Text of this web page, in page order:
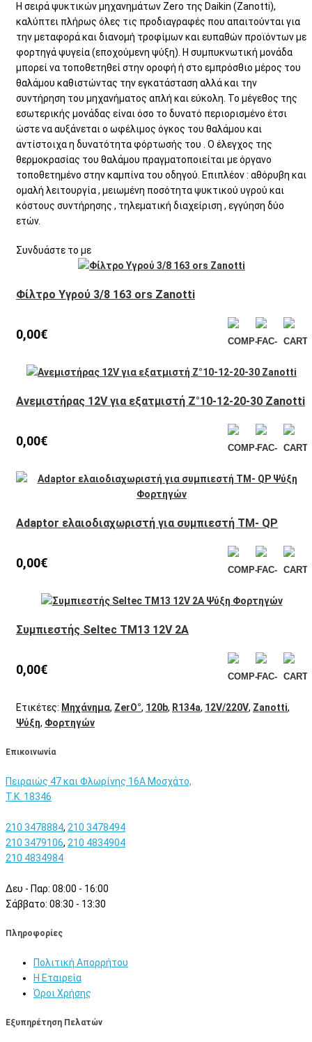
H σειρά ψυκτικών μηχανημάτων Zero της Daikin (Zanotti),
καλύπτει πλήρως όλες τις προδιαγραφές που απαιτούνται για
την μεταφορά και διανομή τροφίμων και ευπαθών προϊόντων με
φορτηγά ψυγεία (εποχούμενη ψύξη). Η συμπυκνωτική μονάδα
μπορεί να τοποθετηθεί στην οροφή ή στο εμπρόσθιο μέρος του
θαλάμου καθιστώντας την εγκατάσταση αλλά και την
συντήρηση του μηχανήματος απλή και εύκολη. Το μέγεθος της
εσωτερικής μονάδας είναι όσο το δυνατό περιορισμένο έτσι
ώστε να αυξάνεται ο ωφέλιμος όγκος του θαλάμου και
αντίστοιχα η δυνατότητα φόρτωσής του . Ο έλεγχος της
θερμοκρασίας του θαλάμου πραγματοποιείται με όργανο
τοποθετημένο στην καμπίνα του οδηγού. Επιπλέον : αθόρυβη και
ομαλή λειτουργία , μειωμένη ποσότητα ψυκτικού υγρού και
κόστους συντήρησης , τηλεματική διαχείριση , εγγύηση δύο
ετών.
Συνδυάστε το με
Φίλτρο Υγρού 3/8 163 ors Zanotti
0,00€
Ανεμιστήρας 12V για εξατμιστή Ζ°10-12-20-30 Zanotti
0,00€
Adaptor ελαιοδιαχωριστή για συμπιεστή TM- QP
0,00€
Συμπιεστής Seltec TM13 12V 2A
0,00€
Ετικέτες: Μηχάνημα, ZerΟ°, 120b, R134a, 12V/220V, Zanotti,
Ψύξη, Φορτηγών
Eπικοινωνία
Πειραιώς 47 και Φλωρίνης 16Α Μοσχάτο,
T.K. 18346
210 3478884, 210 3478494
210 3479106, 210 4834904
210 4834984
Δευ - Παρ: 08:00 - 16:00
Σάββατο: 08:30 - 13:30
Πληροφορίες
Πολιτική Απορρήτου
Η Εταιρεία
Όροι Χρήσης
Εξυπηρέτηση Πελατών